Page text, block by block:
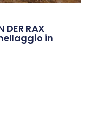
DER RAX
in